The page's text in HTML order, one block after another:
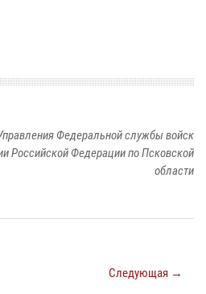
Федеральной службы войск
Российской Федерации по Псковской
области
Следующая →